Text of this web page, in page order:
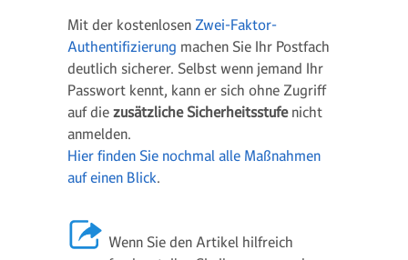
Mit der kostenlosen Zwei-Faktor-
Authentifizierung machen Sie Ihr Postfach
deutlich sicherer. Selbst wenn jemand Ihr
Passwort kennt, kann er sich ohne Zugriff
auf die zusätzliche Sicherheitsstufe nicht
anmelden.
Hier finden Sie nochmal alle Maßnahmen
auf einen Blick.
Wenn Sie den Artikel hilfreich